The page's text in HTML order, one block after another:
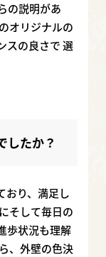
の説明があ
オリジナルの
スの良さで 選
したか？
おり、満足し
そして毎日の
歩状況も理解
、外壁の色決